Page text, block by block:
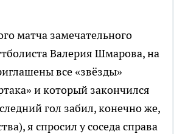
матча замечательного
Валерия Шмарова, на
все «звёзды»
и который закончился
гол забил, конечно же,
я спросил у соседа справа